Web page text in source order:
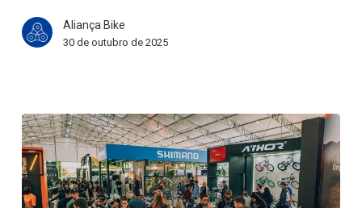
ConsultivoAliança Bike
30 de outubro de 2025